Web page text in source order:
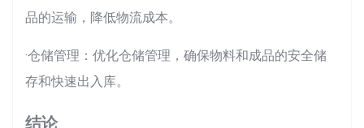
品的运输，降低物流成本。
·仓储管理：优化仓储管理，确保物料和成品的安全储
存和快速出入库。
结论